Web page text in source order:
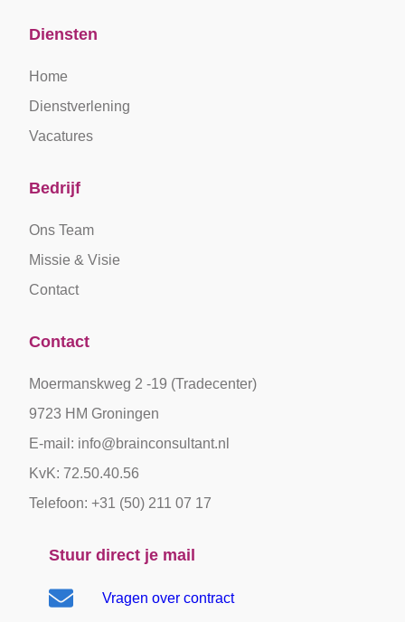
Diensten
Home
Dienstverlening
Vacatures
Bedrijf
Ons Team
Missie & Visie
Contact
Contact
Moermanskweg 2 -19 (Tradecenter)
9723 HM Groningen
E-mail: info@brainconsultant.nl
KvK: 72.50.40.56
Telefoon: +31 (50) 211 07 17
Stuur direct je mail
Vragen over contract